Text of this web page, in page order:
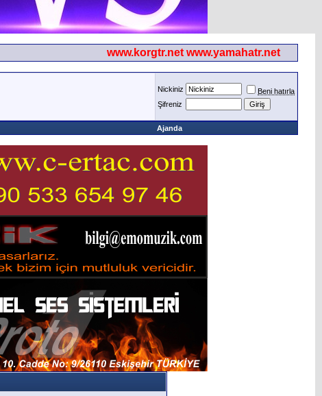
www.korgtr.net www.yamahatr.net
Nickiniz
Beni hatırla
Şifreniz
Ajanda